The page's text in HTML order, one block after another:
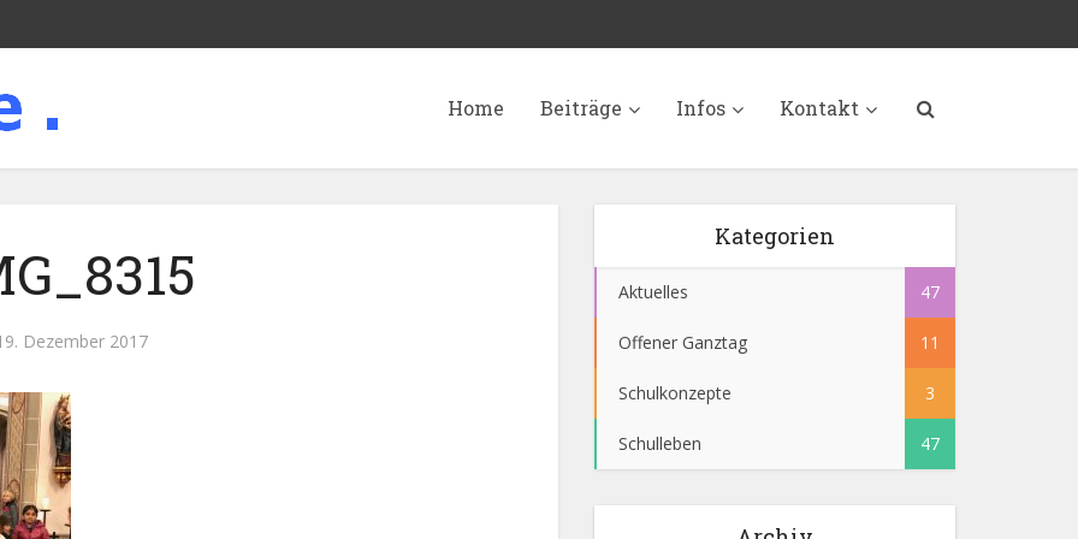
Home Beiträge Infos Kontakt
Dezember 2017
Kategorien
Aktuelles 47
Offener Ganztag 11
Schulkonzepte 3
Schulleben 47